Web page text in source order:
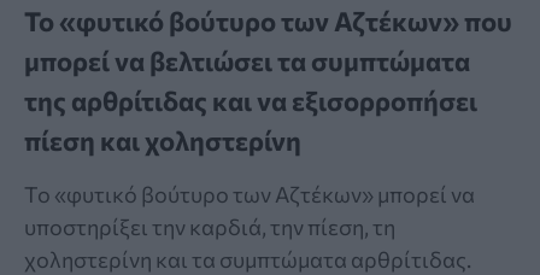
Το «φυτικό βούτυρο των Αζτέκων» που
μπορεί να βελτιώσει τα συμπτώματα
της αρθρίτιδας και να εξισορροπήσει
πίεση και χοληστερίνη
Το «φυτικό βούτυρο των Αζτέκων» μπορεί να
υποστηρίξει την καρδιά, την πίεση, τη
χοληστερίνη και τα συμπτώματα αρθρίτιδας.